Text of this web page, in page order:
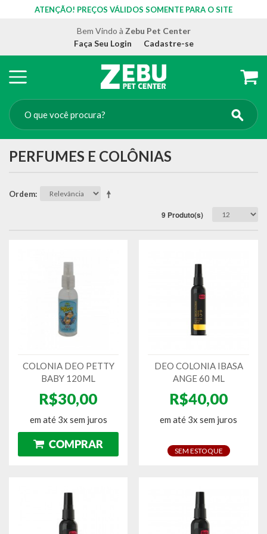
ATENÇÃO! PREÇOS VÁLIDOS SOMENTE PARA O SITE
Bem Vindo à Zebu Pet Center
Faça Seu Login
Cadastre-se
PERFUMES E COLÔNIAS
Ordem
9 Produto(s)
COLONIA DEO PETTY
BABY 120ML
R$30,00
em até 3x sem juros
DEO COLONIA IBASA
ANGE 60 ML
R$40,00
em até 3x sem juros
SEM ESTOQUE